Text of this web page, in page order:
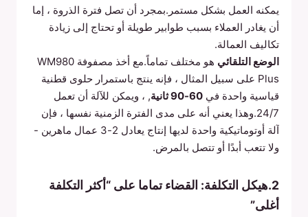
يمكنه العمل بشكل مستمر.بمجرد أن تصل فترة الذروة ، إما
أن يغادر العملاء بسبب طوابير طويلة أو تحتاج إلى زيادة
تكاليف العمالة.
الوضع التلقائي
هو مختلف تماماً.مع أخذ مصفوفة WM980
Plus على سبيل المثال ، فإنه ينتج باستمرار حلوى قطنية
قياسية واحدة في 60-90 ثانية
, ، ويمكن للآلة أن تعمل
24/7.وهذا يعني أنه على مدى الفترة الزمنية نفسها ، فإن
آلة أوتوماتيكية واحدة لديها إنتاج يعادل 2-3 عمال ماهرين -
ولا تتعب أبدًا أو تتصل بالمرض.
2.هيكل التكلفة: القضاء تماما على “أكثر التكلفة
أغلى”